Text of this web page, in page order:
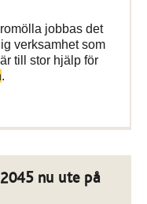
jobbas det
verksamhet som
till stor hjälp för
.
nu ute på